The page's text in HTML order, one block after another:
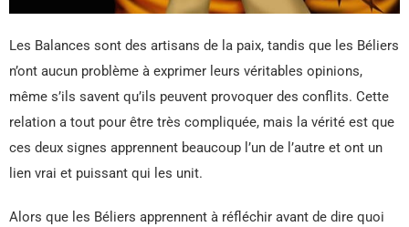
Les Balances sont des artisans de la paix, tandis que les Béliers
n’ont aucun problème à exprimer leurs véritables opinions,
même s’ils savent qu’ils peuvent provoquer des conflits. Cette
relation a tout pour être très compliquée, mais la vérité est que
ces deux signes apprennent beaucoup l’un de l’autre et ont un
lien vrai et puissant qui les unit.
Alors que les Béliers apprennent à réfléchir avant de dire quoi